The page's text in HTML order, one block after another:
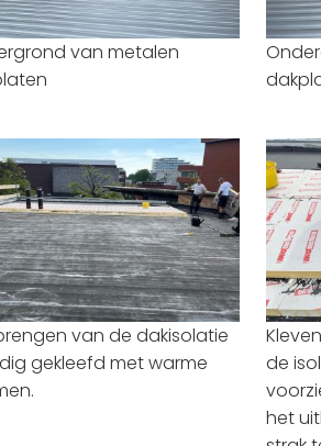
van metalen
van de dakisolatie
gekleefd met warme
de
het